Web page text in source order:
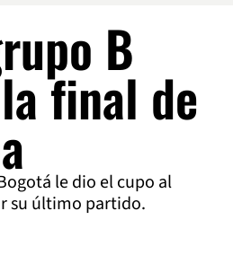
B
final de
le dio el cupo al
su último partido.